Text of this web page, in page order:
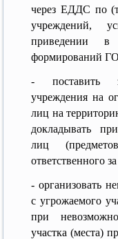
через ЕДДС по
учреждений,
приведении в
формирований
- поставить
учреждения на
лиц на
докладывать
лиц
ответственного
- организовать
с угрожаемого
при
участка (места)